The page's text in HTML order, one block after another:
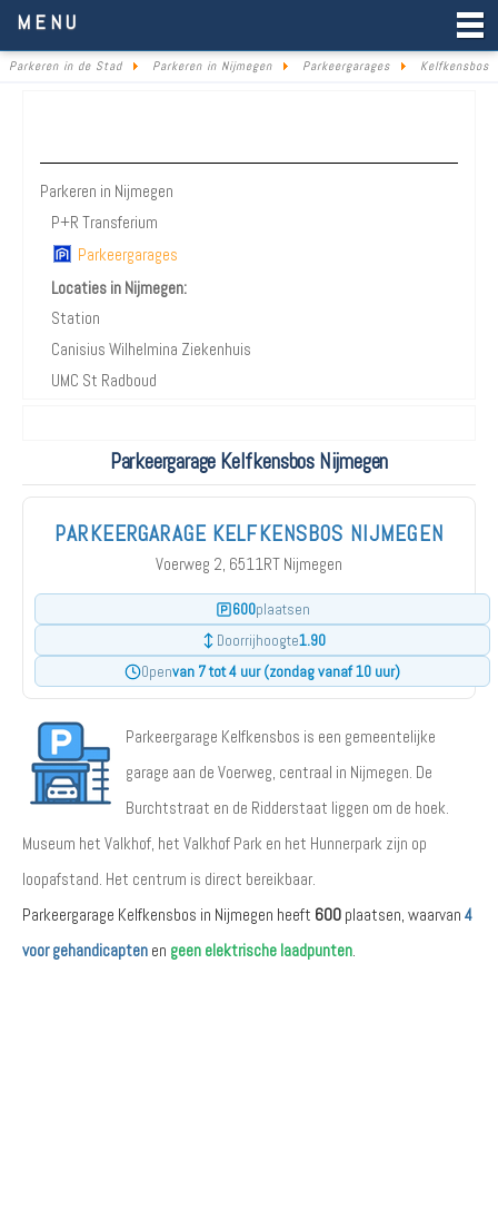
MENU
Parkeren in de Stad Parkeren in Nijmegen Parkeergarages Kelfkensbos
Parkeren in Nijmegen
P+R Transferium
Parkeergarages
Locaties in Nijmegen:
Station
Canisius Wilhelmina Ziekenhuis
UMC St Radboud
Parkeergarage Kelfkensbos Nijmegen
PARKEERGARAGE KELFKENSBOS NIJMEGEN
Voerweg 2, 6511RT Nijmegen
600plaatsen
Doorrijhoogte1.90
Openvan 7 tot 4 uur (zondag vanaf 10 uur)
Parkeergarage Kelfkensbos is een gemeentelijke
garage aan de Voerweg, centraal in Nijmegen. De
Burchtstraat en de Ridderstaat liggen om de hoek.
Museum het Valkhof, het Valkhof Park en het Hunnerpark zijn op
loopafstand. Het centrum is direct bereikbaar.
Parkeergarage Kelfkensbos in Nijmegen heeft 600 plaatsen, waarvan 4
voor gehandicapten en geen elektrische laadpunten.